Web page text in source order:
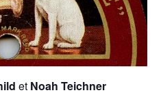
et Noah Teichner